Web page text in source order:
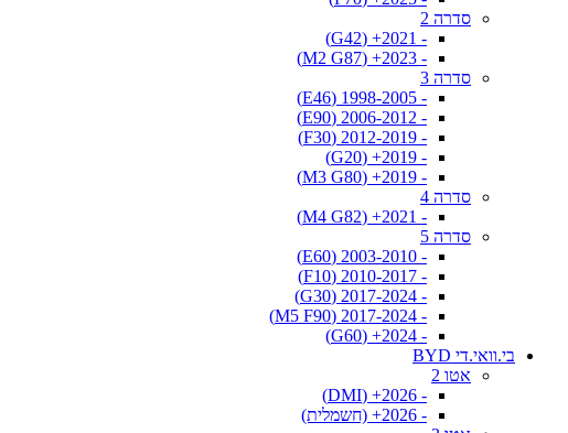
סדרה 2
- 2021+ (G42)
- 2023+ (M2 G87)
סדרה 3
- 1998-2005 (E46)
- 2006-2012 (E90)
- 2012-2019 (F30)
- 2019+ (G20)
- 2019+ (M3 G80)
סדרה 4
- 2021+ (M4 G82)
סדרה 5
- 2003-2010 (E60)
- 2010-2017 (F10)
- 2017-2024 (G30)
- 2017-2024 (M5 F90)
- 2024+ (G60)
בי.וואי.די BYD
אטו 2
- 2026+ (DMI)
- 2026+ (חשמלית)